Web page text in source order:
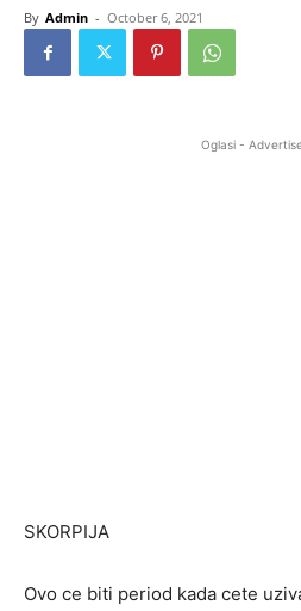
By Admin - October 6, 2021
Oglasi -
SKORPIJA
Ovo ce biti period kada cete